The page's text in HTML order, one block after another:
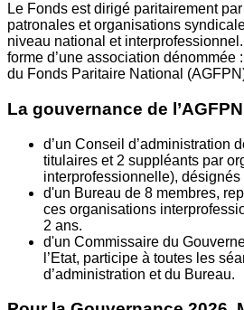
Le Fonds est dirigé paritairement
patronales et organisations
niveau national et
forme d’une association dénommée
du Fonds Paritaire National
La gouvernance de
d’un Conseil d’administration
titulaires et 2 suppléants par
interprofessionnelle), désignés
d'un Bureau de 8 membres,
ces organisations
2 ans.
d'un Commissaire du
l’Etat, participe à toutes les
d’administration et du Bureau.